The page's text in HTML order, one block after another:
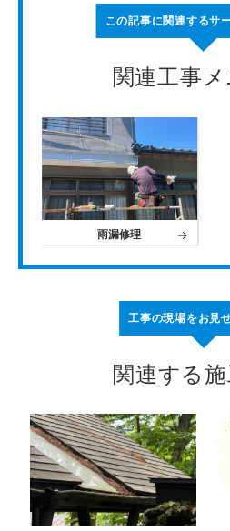
この記事に関連するサ
関連工事
雨漏修理
工事の現場をお見
関連する施